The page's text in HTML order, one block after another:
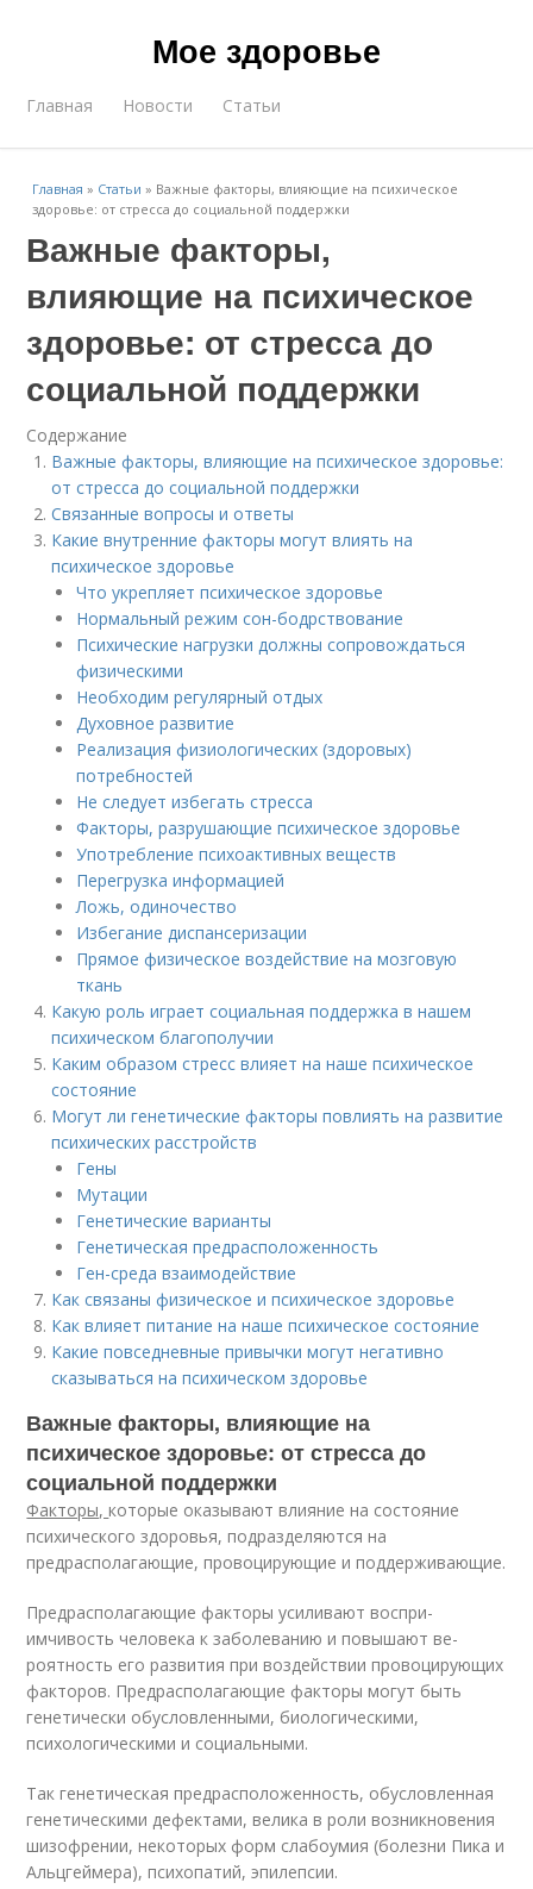
Мое здоровье
Главная Новости Статьи
Главная » Статьи » Важные факторы, влияющие на психическое
здоровье: от стресса до социальной поддержки
Важные факторы,
влияющие на психическое
здоровье: от стресса до
социальной поддержки
Содержание
Важные факторы, влияющие на психическое здоровье:
от стресса до социальной поддержки
Связанные вопросы и ответы
Какие внутренние факторы могут влиять на
психическое здоровье
Что укрепляет психическое здоровье
Нормальный режим сон-бодрствование
Психические нагрузки должны сопровождаться
физическими
Необходим регулярный отдых
Духовное развитие
Реализация физиологических (здоровых)
потребностей
Не следует избегать стресса
Факторы, разрушающие психическое здоровье
Употребление психоактивных веществ
Перегрузка информацией
Ложь, одиночество
Избегание диспансеризации
Прямое физическое воздействие на мозговую
ткань
Какую роль играет социальная поддержка в нашем
психическом благополучии
Каким образом стресс влияет на наше психическое
состояние
Могут ли генетические факторы повлиять на развитие
психических расстройств
Гены
Мутации
Генетические варианты
Генетическая предрасположенность
Ген-среда взаимодействие
Как связаны физическое и психическое здоровье
Как влияет питание на наше психическое состояние
Какие повседневные привычки могут негативно
сказываться на психическом здоровье
Важные факторы, влияющие на
психическое здоровье: от стресса до
социальной поддержки
Факторы,которые оказывают влияние на состояние
психического здоро­вья, подразделяются на
предрасполагающие, провоцирующие и поддерживающие.
Предрасполагающие факторы усиливают воспри­
имчивость человека к заболеванию и повышают ве­
роятность его развития при воздействии провоцирующих
факторов. Предрасполагающие факторы могут быть
генетически обусловлен­ными, биологическими,
психологическими и социальными.
Так генетическая пред­расположенность, обусловленная
генетическими дефектами, велика в роли возникновения
шизофрении, некоторых форм слабоумия (болезни Пика и
Альцгеймера), психопатий, эпилепсии.